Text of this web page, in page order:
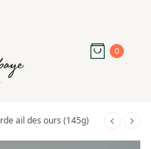
0
ail des ours (145g)